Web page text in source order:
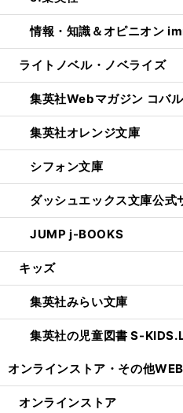
情報・知識＆オピニオン
ライトノベル・ノベライズ
集英社Webマガジン コバル
集英社オレンジ文庫
シフォン文庫
ダッシュエックス文庫公式
JUMP j-BOOKS
キッズ
集英社みらい文庫
集英社の児童図書 S-
オンラインストア・ その他
オンラインストア